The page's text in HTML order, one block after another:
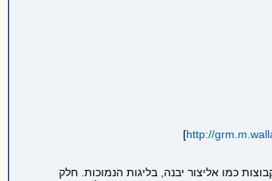
http://
]
בקבוצות כמו אליצור יבנה, בליגות הנמוכות. חלק